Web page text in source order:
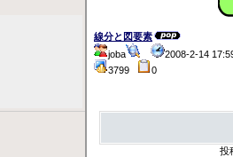
線分と図要素
joba
2008-2-14
3799
0
投